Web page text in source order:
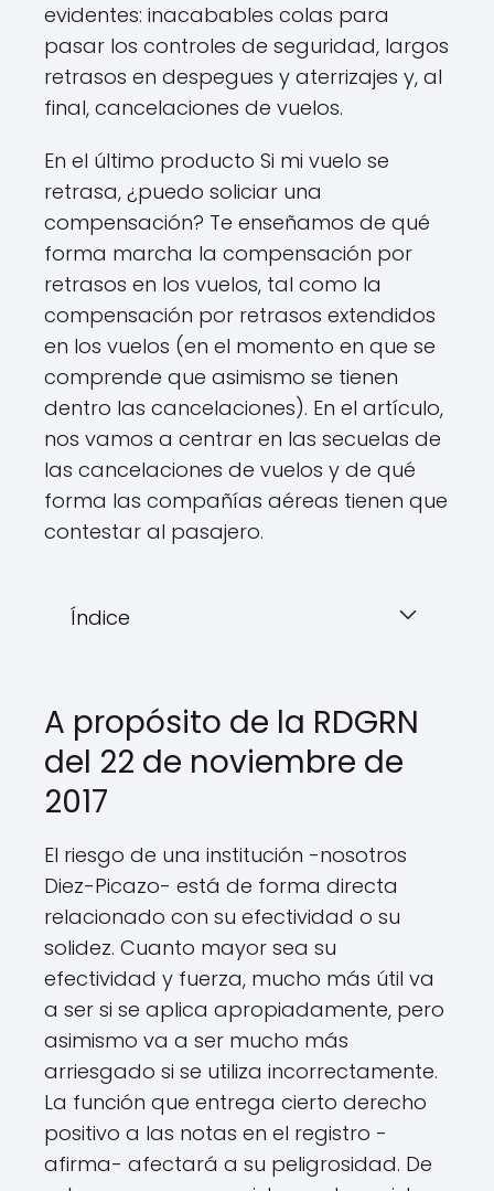
evidentes: inacabables colas para
pasar los controles de seguridad, largos
retrasos en despegues y aterrizajes y, al
final, cancelaciones de vuelos.
En el último producto Si mi vuelo se
retrasa, ¿puedo soliciar una
compensación? Te enseñamos de qué
forma marcha la compensación por
retrasos en los vuelos, tal como la
compensación por retrasos extendidos
en los vuelos (en el momento en que se
comprende que asimismo se tienen
dentro las cancelaciones). En el artículo,
nos vamos a centrar en las secuelas de
las cancelaciones de vuelos y de qué
forma las compañías aéreas tienen que
contestar al pasajero.
Índice
A propósito de la RDGRN
del 22 de noviembre de
2017
El riesgo de una institución -nosotros
Diez-Picazo- está de forma directa
relacionado con su efectividad o su
solidez. Cuanto mayor sea su
efectividad y fuerza, mucho más útil va
a ser si se aplica apropiadamente, pero
asimismo va a ser mucho más
arriesgado si se utiliza incorrectamente.
La función que entrega cierto derecho
positivo a las notas en el registro -
afirma- afectará a su peligrosidad. De